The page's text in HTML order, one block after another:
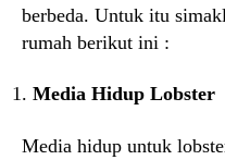
berbeda. Untuk itu
rumah berikut ini :
Media Hidup Lobster
Media hidup untuk